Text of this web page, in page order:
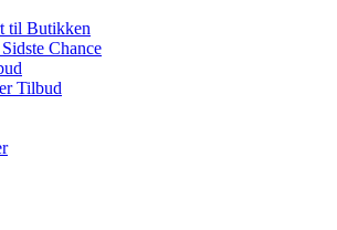
til Butikken
Chance
Tilbud